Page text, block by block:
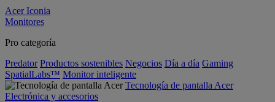
Acer Iconia
Monitores
Pro categoría
Predator Productos sostenibles Negocios Día a día Gaming
SpatialLabs™ Monitor inteligente
Tecnología de pantalla Acer
Electrónica y accesorios